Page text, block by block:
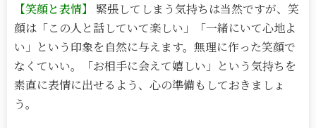
【笑顔と表情】
緊張してしまう気持ちは当然ですが、笑
顔は「この人と話していて楽しい」「一緒にいて心地よ
い」という印象を自然に与えます。無理に作った笑顔で
なくていい。「お相手に会えて嬉しい」という気持ちを
素直に表情に出せるよう、心の準備もしておきましょ
う。